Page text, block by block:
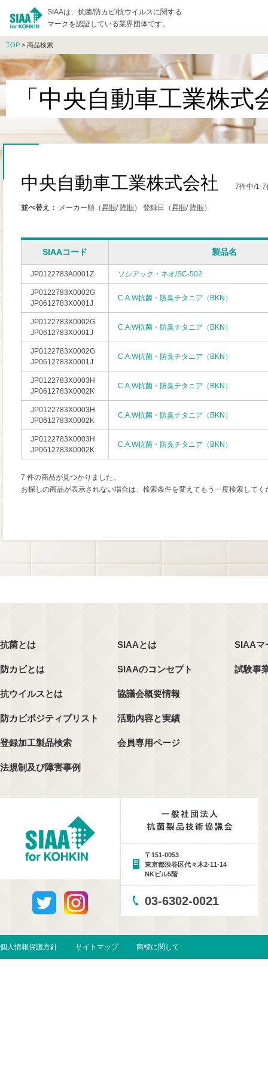
SIAAは、抗菌/防カビ/抗ウイルスに関する
マークを認証している業界団体です。
TOP > 商品検索
「中央自動車工業株
中央自動車工業株式会社 7件中/1-7
並べ替え： メーカー順（昇順/ 降順） 登録日（昇順/ 降順）
SIAAコード 製品名
JP0122783A0001Z ソシアック・ネオ/SC-502
JP0122783X0002G
JP0612783X0001J
C.A.W抗菌・防臭チタニア（BKN）
JP0122783X0002G
JP0612783X0001J
C.A.W抗菌・防臭チタニア（BKN）
JP0122783X0002G
JP0612783X0001J
C.A.W抗菌・防臭チタニア（BKN）
JP0122783X0003H
JP0612783X0002K
C.A.W抗菌・防臭チタニア（BKN）
JP0122783X0003H
JP0612783X0002K
C.A.W抗菌・防臭チタニア（BKN）
JP0122783X0003H
JP0612783X0002K
C.A.W抗菌・防臭チタニア（BKN）
7 件の商品が見つかりました。
お探しの商品が表示されない場合は、検索条件を変えてもう一度検索してく
抗菌とは
防カビとは
抗ウイルスとは
防カビポジティブリスト
登録加工製品検索
法規制及び障害事例
SIAAとは
SIAAのコンセプト
協議会概要情報
活動内容と実績
会員専用ページ
SIAAマ
試験事
〒151-0053
東京都渋谷区代々木2-11-14
NKビル5階
03-6302-0021
個人情報保護方針 サイトマップ 商標に関して